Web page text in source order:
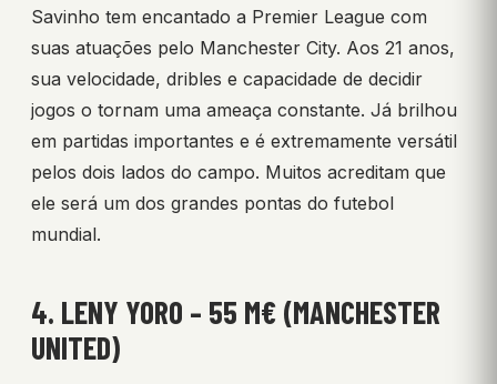
Savinho tem encantado a Premier League com
suas atuações pelo Manchester City. Aos 21 anos,
sua velocidade, dribles e capacidade de decidir
jogos o tornam uma ameaça constante. Já brilhou
em partidas importantes e é extremamente versátil
pelos dois lados do campo. Muitos acreditam que
ele será um dos grandes pontas do futebol
mundial.
4. LENY YORO – 55 M€ (MANCHESTER
UNITED)